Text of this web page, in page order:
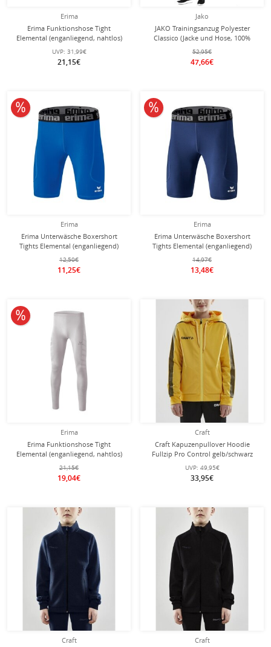
Erima
Erima Funktionshose Tight
Elemental (enganliegend, nahtlos)
Lang schwarz Kinder
UVP: 31,99€
21,15€
Jako
JAKO Trainingsanzug Polyester
Classico (Jacke und Hose, 100%
Polyester) dunkelblau/gelb Herren
52,95€
47,66€
Erima
Erima Unterwäsche Boxershort
Tights Elemental (enganliegend)
royalblau Kinder
12,50€
11,25€
10% reduziert
Erima
Erima Unterwäsche Boxershort
Tights Elemental (enganliegend)
navyblau Kinder
14,97€
13,48€
10% reduziert
Erima
Erima Funktionshose Tight
Elemental (enganliegend, nahtlos)
Lang weiss Kinder
21,15€
19,04€
10% reduziert
Craft
Craft Kapuzenpullover Hoodie
Fullzip Pro Control gelb/schwarz
Jungen
UVP: 49,95€
33,95€
Craft
Craft